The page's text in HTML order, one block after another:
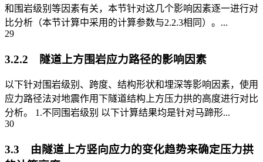
和围岩级别等因素有关，本节针对这几个影响因素逐一进行对
比分析（本节计算中采用的计算参数与2.2.3相同）。...
29
3.2.2 隧道上方围岩应力路径的影响因素
以下针对围岩级别、跨度、结构形状和埋深等影响因素，使用
应力路径法对地震作用下隧道结构上方压力拱的高度进行对比
分析。 1.不同围岩级别 以下计算结果均是针对马蹄形...
30
3.3 由隧道上方竖向应力的变化趋势来确定压力拱